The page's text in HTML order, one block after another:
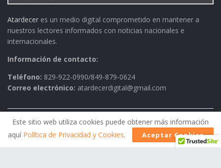
Atardecer es un medio digital comprometido en mantener a
nuestros lectores informados con noticias nacionales e
internacionales.
Información de contacto:
Teléfono: 829-922-0990/849-879-0624
Correo electrónico: atardecerdigital@gmail.com
Política de Privacidad AVISO LEGAL
Contactos
Historia
Este sitio web utiliza cookies puede obtener más información
aquí Política de Privacidad y Cookies. Aceptar Cookies